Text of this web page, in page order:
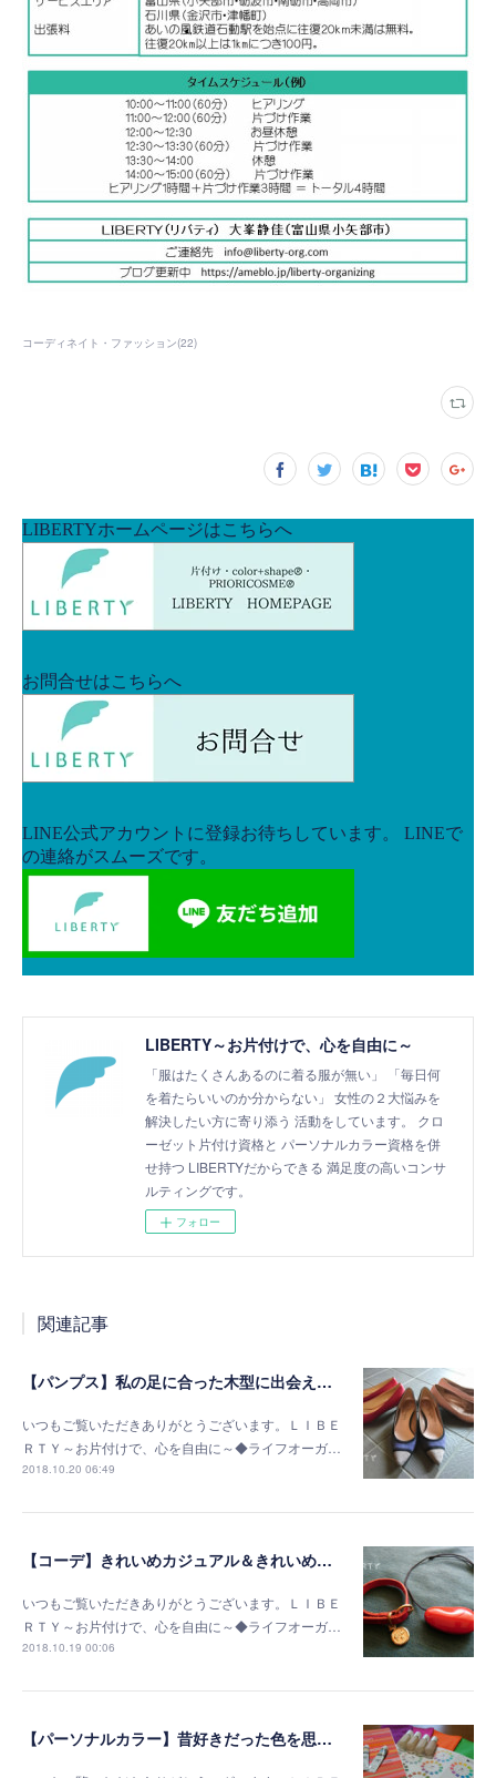
コーディネイト・ファッション(22)
LIBERTY～お片付けで、心を自由に～
「服はたくさんあるのに着る服が無い」 「毎日何
を着たらいいのか分からない」 女性の２大悩みを
解決したい方に寄り添う 活動をしています。 クロ
ーゼット片付け資格と パーソナルカラー資格を併
せ持つ LIBERTYだからできる 満足度の高いコンサ
ルティングです。
フォロー
関連記事
【パンプス】私の足に合った木型に出会えました
いつもご覧いただきありがとうございます。ＬＩＢＥ
ＲＴＹ～お片付けで、心を自由に～◆ライフオーガ…
2018.10.20 06:49
【コーデ】きれいめカジュアル＆きれいめコーデ
いつもご覧いただきありがとうございます。ＬＩＢＥ
ＲＴＹ～お片付けで、心を自由に～◆ライフオーガ…
2018.10.19 00:06
【パーソナルカラー】昔好きだった色を思い出しました